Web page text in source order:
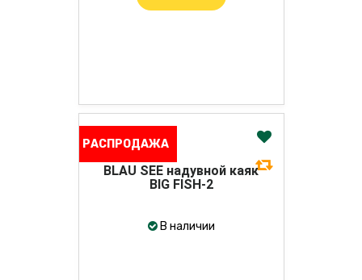
РАСПРОДАЖА
BLAU SEE надувной каяк
BIG FISH-2
В наличии